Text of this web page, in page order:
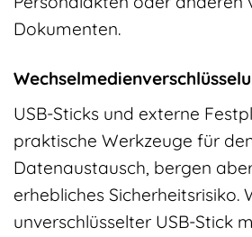
Dokumenten.
USB-Sticks und externe
praktische Werkzeuge für
Datenaustausch, bergen
erhebliches Sicherheitsrisiko.
unverschlüsselter USB-Stick